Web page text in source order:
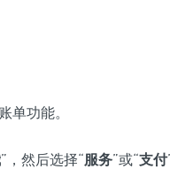
单功能。
”，然后选择“服务”或“支付